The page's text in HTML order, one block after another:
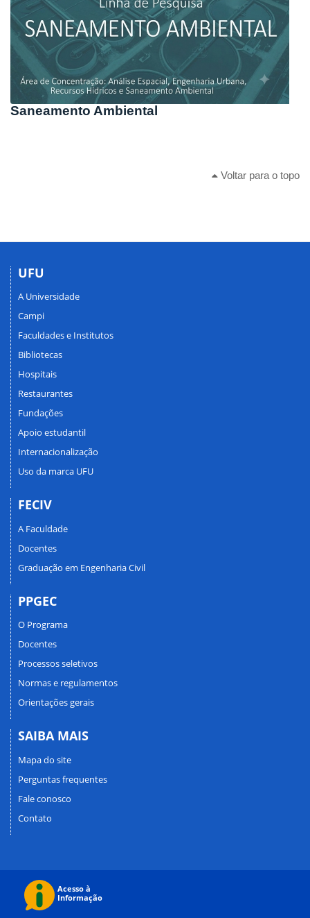
Saneamento Ambiental
Voltar para o topo
UFU
A Universidade
Campi
Faculdades e Institutos
Bibliotecas
Hospitais
Restaurantes
Fundações
Apoio estudantil
Internacionalização
Uso da marca UFU
FECIV
A Faculdade
Docentes
Graduação em Engenharia Civil
PPGEC
O Programa
Docentes
Processos seletivos
Normas e regulamentos
Orientações gerais
SAIBA MAIS
Mapa do site
Perguntas frequentes
Fale conosco
Contato